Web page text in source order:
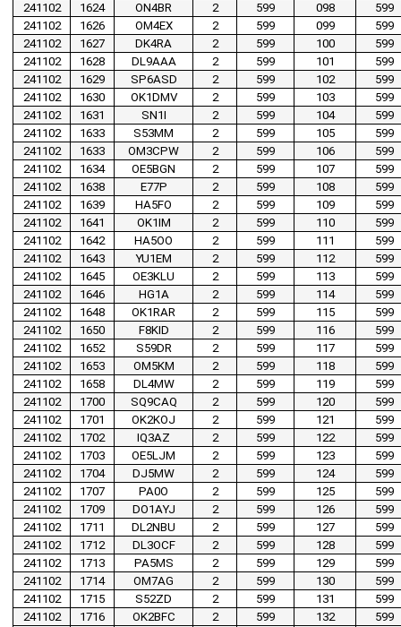
241102
1624 ON4BR 2 599 098
599
241102
1626 OM4EX 2 599 099
599
241102
1627 DK4RA 2 599 100
599
241102
1628 DL9AAA 2 599 101
599
241102
1629 SP6ASD 2 599 102
599
241102
1630 OK1DMV 2 599 103
599
241102
1631 SN1I 2 599 104
599
241102
1633 S53MM 2 599 105
599
241102
1633 OM3CPW 2 599 106
599
241102
1634 OE5BGN 2 599 107
599
241102
1638 E77P 2 599 108
599
241102
1639 HA5FO 2 599 109
599
241102
1641 OK1IM 2 599 110
599
241102
1642 HA5OO 2 599 111
599
241102
1643 YU1EM 2 599 112
599
241102
1645 OE3KLU 2 599 113
599
241102
1646 HG1A 2 599 114
599
241102
1648 OK1RAR 2 599 115
599
241102
1650 F8KID 2 599 116
599
241102
1652 S59DR 2 599 117
599
241102
1653 OM5KM 2 599 118
599
241102
1658 DL4MW 2 599 119
599
241102
1700 SQ9CAQ 2 599 120
599
241102
1701 OK2KOJ 2 599 121
599
241102
1702 IQ3AZ 2 599 122
599
241102
1703 OE5LJM 2 599 123
599
241102
1704 DJ5MW 2 599 124
599
241102
1707 PA0O 2 599 125
599
241102
1709 DO1AYJ 2 599 126
599
241102
1711 DL2NBU 2 599 127
599
241102
1712 DL3OCF 2 599 128
599
241102
1713 PA5MS 2 599 129
599
241102
1714 OM7AG 2 599 130
599
241102
1715 S52ZD 2 599 131
599
241102
1716 OK2BFC 2 599 132
599